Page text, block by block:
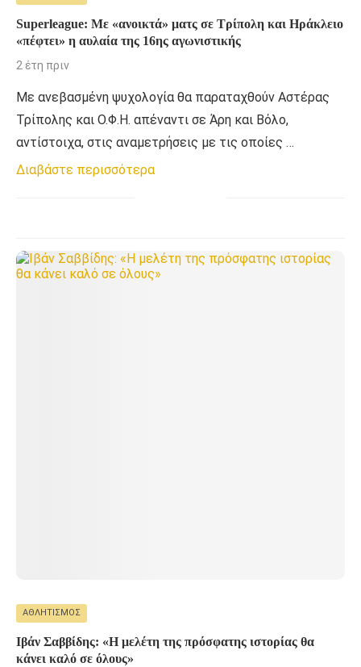
Superleague: Με «ανοικτά» ματς σε Τρίπολη και Ηράκλειο
«πέφτει» η αυλαία της 16ης αγωνιστικής
2 έτη πριν
Με ανεβασμένη ψυχολογία θα παραταχθούν Αστέρας
Τρίπολης και Ο.Φ.Η. απέναντι σε Άρη και Βόλο,
αντίστοιχα, στις αναμετρήσεις με τις οποίες …
Διαβάστε περισσότερα
ΑΘΛΗΤΙΣΜΌΣ
Ιβάν Σαββίδης: «Η μελέτη της πρόσφατης ιστορίας θα
κάνει καλό σε όλους»